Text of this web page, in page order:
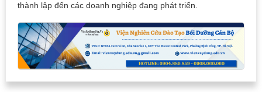
thành lập đến các doanh nghiệp đang phát triển.